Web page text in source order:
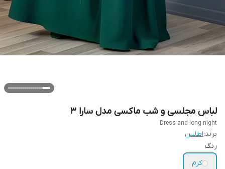
لباس مجلسی و شب ماکسی مدل سارا ٣
Dress and long night
برند:اطلس
رنگ
کرم